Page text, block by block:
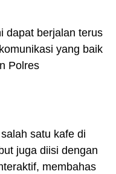
dapat berjalan terus
yang baik
Polres
satu kafe di
juga diisi dengan
membahas